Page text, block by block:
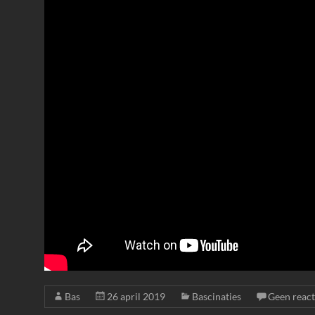
Bas 26 april 2019 Bascinaties Geen